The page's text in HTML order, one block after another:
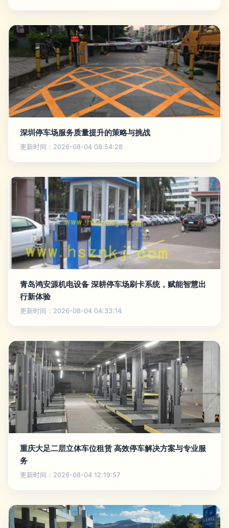
深圳停车场服务质量提升的策略与挑战
更新时间：2026-08-04 08:54:28
青岛鸿安源机电设备 深耕停车场刷卡系统，赋能智慧出
行新体验
更新时间：2026-08-04 04:33:14
重庆大足二层立体车位租赁 高效停车解决方案与专业服
务
更新时间：2026-08-04 12:19:57